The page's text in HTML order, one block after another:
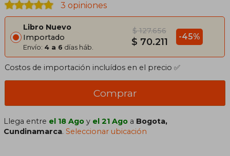
3 opiniones
Libro Nuevo
Importado
Envío: 4 a 6 días háb.
$ 127.656
$ 70.211 -45%
Costos de importación incluídos en el precio ✅
Comprar
Llega entre el 18 Ago y el 21 Ago a Bogota,
Cundinamarca.Seleccionar ubicación